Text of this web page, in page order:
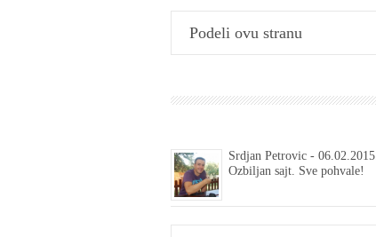
Podeli ovu stranu
Srdjan Petrovic - 06.02.2015.
Ozbiljan sajt. Sve pohvale!